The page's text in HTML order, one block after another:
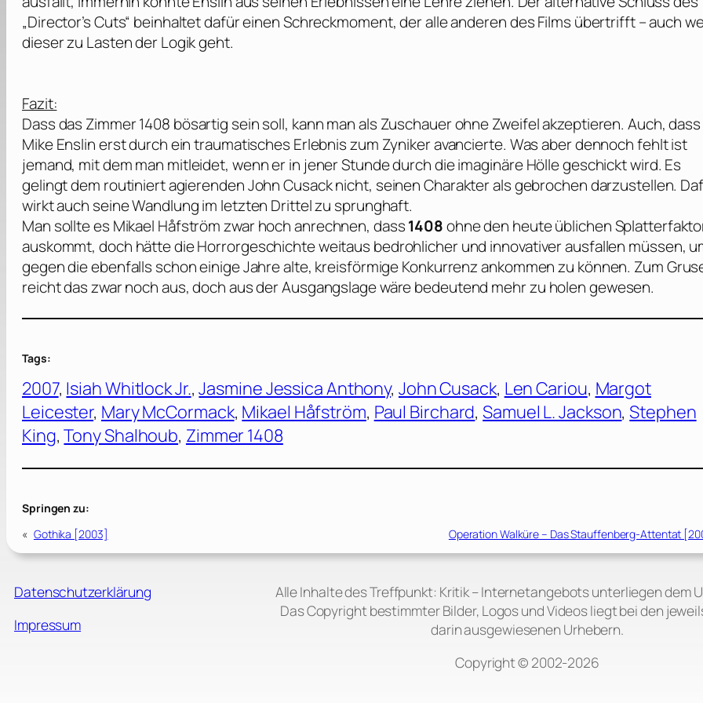
„Director’s Cuts“ beinhaltet dafür einen Schreckmoment, der alle anderen des Films übertrifft – auch
dieser zu Lasten der Logik geht.
Fazit:
Dass das Zimmer 1408 bösartig sein soll, kann man als Zuschauer ohne Zweifel akzeptieren. Auch, dass
Mike Enslin erst durch ein traumatisches Erlebnis zum Zyniker avancierte. Was aber dennoch fehlt ist
jemand, mit dem man mitleidet, wenn er in jener Stunde durch die imaginäre Hölle geschickt wird. Es
gelingt dem routiniert agierendenJohn Cusacknicht, seinen Charakter als gebrochen darzustellen.
wirkt auch seine Wandlung im letzten Drittel zu sprunghaft.
Man sollte es Mikael Håfströmzwar hoch anrechnen, dass1408ohne den heute üblichen
auskommt, doch hätte die Horrorgeschichte weitaus bedrohlicher und innovativer ausfallen müssen,
gegen die ebenfalls schon einige Jahre alte, kreisförmige Konkurrenz ankommen zu können. Zum
reicht das zwar noch aus, doch aus der Ausgangslage wäre bedeutend mehr zu holen gewesen.
Tags:
2007, Isiah Whitlock Jr., Jasmine Jessica Anthony, John Cusack, Len Cariou, Margot
Leicester, Mary McCormack, Mikael Håfström, Paul Birchard, Samuel L. Jackson, Stephen
King, Tony Shalhoub, Zimmer 1408
Springen zu:
« Gothika [2003] Operation Walküre – Das Stauffenberg-Attentat
Datenschutzerklärung
Impressum
Alle Inhalte des Treffpunkt: Kritik – Internetangebots unterliegen dem
Das Copyright bestimmter Bilder, Logos und Videos liegt bei den
darin ausgewiesenen Urhebern.
Copyright © 2002‑2026